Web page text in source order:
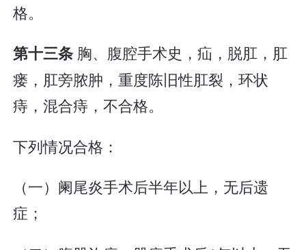
格。
第十三条 胸、腹腔手术史，疝，脱肛，肛
瘘，肛旁脓肿，重度陈旧性肛裂，环状
痔，混合痔，不合格。
下列情况合格：
（一）阑尾炎手术后半年以上，无后遗
症；